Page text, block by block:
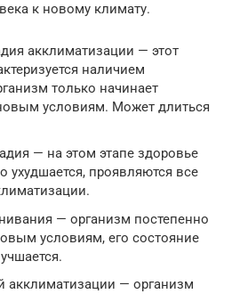
к новому климату.
акклиматизации — этот
наличием
только начинает
условиям. Может длиться
— на этом этапе здоровье
ухудшается, проявляются все
— организм постепенно
условиям, его состояние
акклиматизации — организм